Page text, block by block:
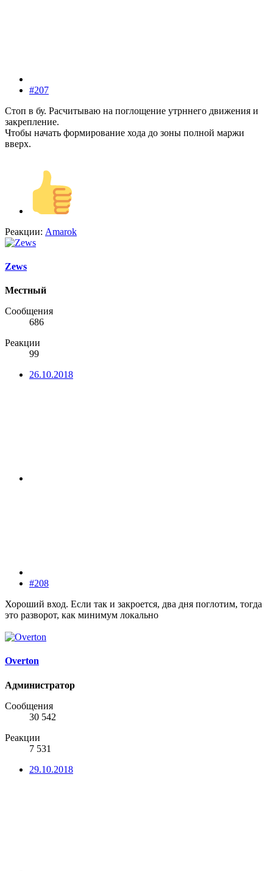
#207
Стоп в бу. Расчитываю на поглощение утрннего движения и
закрепление.
Чтобы начать формирование хода до зоны полной маржи
вверх.
Реакции: Amarok
Zews
Местный
Сообщения
686
Реакции
99
26.10.2018
#208
Хороший вход. Если так и закроется, два дня поглотим, тогда
это разворот, как минимум локально
Overton
Администратор
Сообщения
30 542
Реакции
7 531
29.10.2018